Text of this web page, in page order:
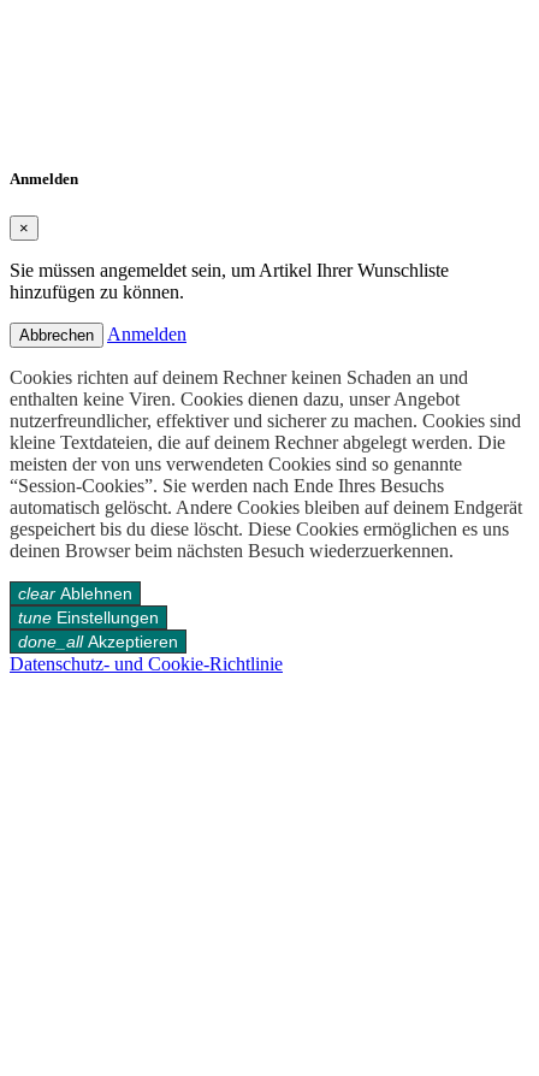
Anmelden
×
Sie müssen angemeldet sein, um Artikel Ihrer Wunschliste
hinzufügen zu können.
Abbrechen Anmelden
Cookies richten auf deinem Rechner keinen Schaden an und
enthalten keine Viren. Cookies dienen dazu, unser Angebot
nutzerfreundlicher, effektiver und sicherer zu machen. Cookies sind
kleine Textdateien, die auf deinem Rechner abgelegt werden. Die
meisten der von uns verwendeten Cookies sind so genannte
“Session-Cookies”. Sie werden nach Ende Ihres Besuchs
automatisch gelöscht. Andere Cookies bleiben auf deinem Endgerät
gespeichert bis du diese löscht. Diese Cookies ermöglichen es uns
deinen Browser beim nächsten Besuch wiederzuerkennen.
clear Ablehnen
tune Einstellungen
done_all Akzeptieren
Datenschutz- und Cookie-Richtlinie